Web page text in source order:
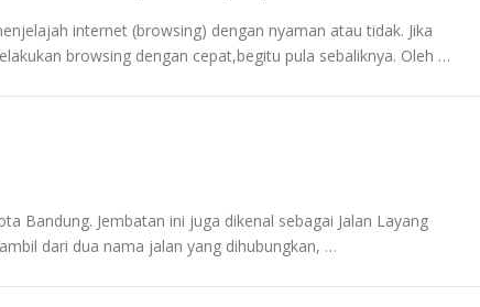
internet (browsing) dengan nyaman atau tidak. Jika
browsing dengan cepat,begitu pula sebaliknya. Oleh …
Bandung. Jembatan ini juga dikenal sebagai Jalan Layang
dari dua nama jalan yang dihubungkan, …